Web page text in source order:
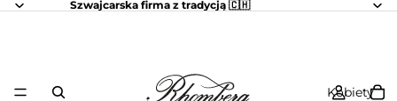
Szwajcarska firma z tradycją 🇨🇭
Kobiety